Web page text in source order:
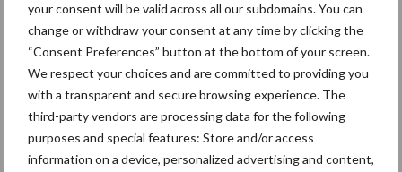
your consent will be valid across all our subdomains. You can
change or withdraw your consent at any time by clicking the
“Consent Preferences” button at the bottom of your screen.
We respect your choices and are committed to providing you
with a transparent and secure browsing experience. The
third-party vendors are processing data for the following
purposes and special features: Store and/or access
information on a device, personalized advertising and content,
Nieuwe compacte
gedragen pootcombinatie
van AVR